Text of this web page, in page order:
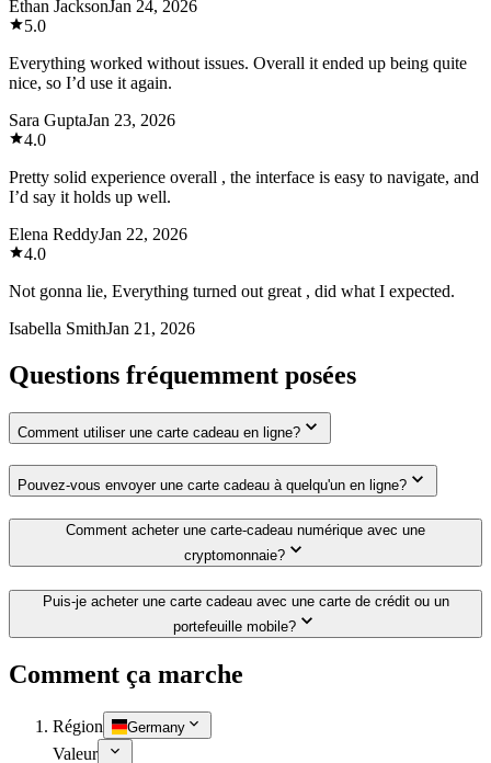
Ethan JacksonJan 24, 2026
5.0
Everything worked without issues. Overall it ended up being quite
nice, so I’d use it again.
Sara GuptaJan 23, 2026
4.0
Pretty solid experience overall , the interface is easy to navigate, and
I’d say it holds up well.
Elena ReddyJan 22, 2026
4.0
Not gonna lie, Everything turned out great , did what I expected.
Isabella SmithJan 21, 2026
Questions fréquemment posées
Comment utiliser une carte cadeau en ligne?
Pouvez-vous envoyer une carte cadeau à quelqu'un en ligne?
Comment acheter une carte-cadeau numérique avec une
cryptomonnaie?
Puis-je acheter une carte cadeau avec une carte de crédit ou un
portefeuille mobile?
Comment ça marche
Région Germany
Valeur